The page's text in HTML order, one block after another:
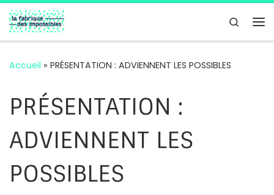
Passer au contenu
Search
Accueil » PRÉSENTATION : ADVIENNENT LES POSSIBLES
PRÉSENTATION :
ADVIENNENT LES
POSSIBLES